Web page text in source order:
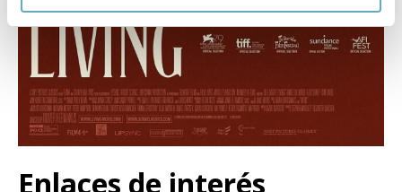
Enlaces de interés